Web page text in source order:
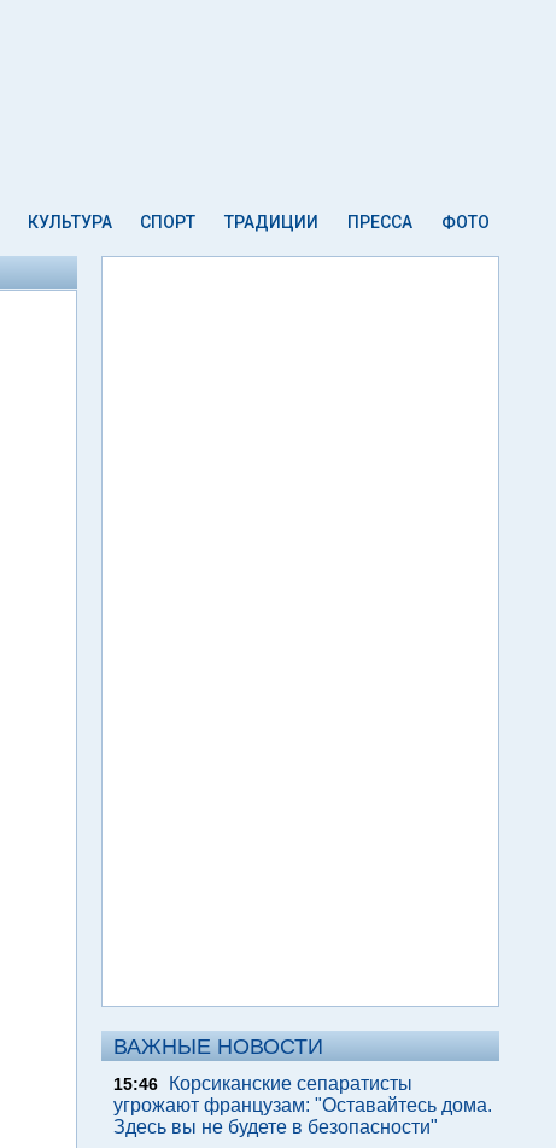
КУЛЬТУРА СПОРТ ТРАДИЦИИ ПРЕССА ФОТО
ВАЖНЫЕ НОВОСТИ
15:46
Корсиканские сепаратисты
угрожают французам: "Оставайтесь дома.
Здесь вы не будете в безопасности"